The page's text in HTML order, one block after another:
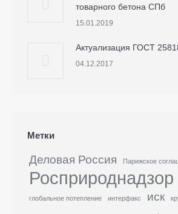
товарного бетона СПб
15.01.2019
Актуализация ГОСТ
04.12.2017
Метки
Деловая Россия Парижское
Росприроднадзор
глобальное потепление интерфакс иск